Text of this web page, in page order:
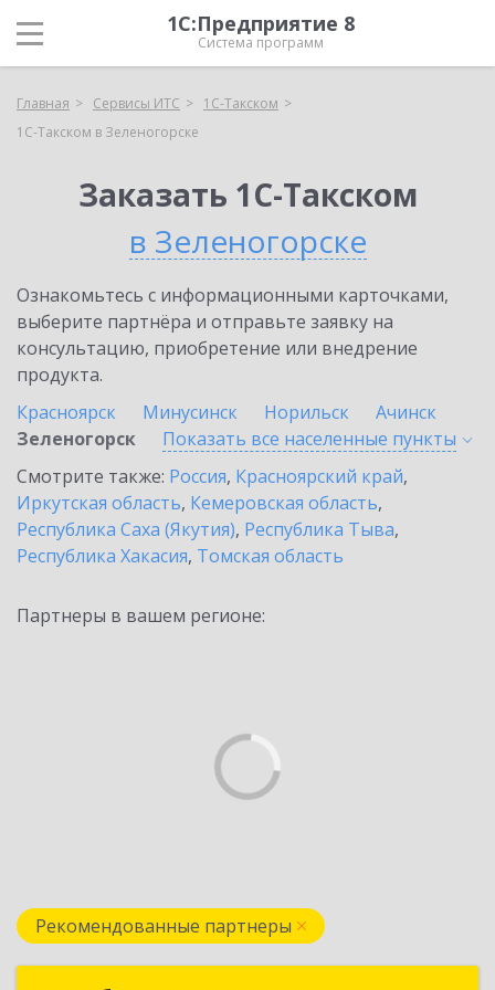
1С:Предприятие 8
Система программ
Главная Сервисы ИТС
1С-Такском
1С-Такском в Зеленогорске
Заказать 1С-Такском
в Зеленогорске
Ознакомьтесь с информационными карточками,
выберите партнёра и отправьте заявку на
консультацию, приобретение или внедрение
продукта.
Красноярск
Минусинск Норильск
Ачинск
Зеленогорск
Показать все населенные пункты
Смотрите также: Россия, Красноярский край,
Иркутская область, Кемеровская область,
Республика Саха (Якутия), Республика Тыва,
Республика Хакасия, Томская область
Партнеры в вашем регионе:
Рекомендованные партнеры